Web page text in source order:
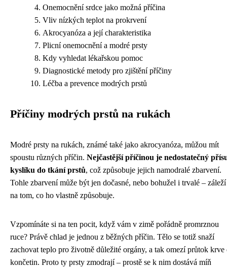
Onemocnění srdce jako možná příčina
Vliv nízkých teplot na prokrvení
Akrocyanóza a její charakteristika
Plicní onemocnění a modré prsty
Kdy vyhledat lékařskou pomoc
Diagnostické metody pro zjištění příčiny
Léčba a prevence modrých prstů
Příčiny modrých prstů na rukách
Modré prsty na rukách, známé také jako akrocyanóza, můžou mít
spoustu různých příčin. Nejčastější příčinou je nedostatečný
kyslíku do tkání prstů, což způsobuje jejich namodralé zbarvení.
Tohle zbarvení může být jen dočasné, nebo bohužel i trvalé – záleží
na tom, co ho vlastně způsobuje.
Vzpomínáte si na ten pocit, když vám v zimě pořádně promrznou
ruce? Právě chlad je jednou z běžných příčin. Tělo se totiž snaží
zachovat teplo pro životně důležité orgány, a tak omezí průtok krve
končetin. Proto ty prsty zmodrají – prostě se k nim dostává míň